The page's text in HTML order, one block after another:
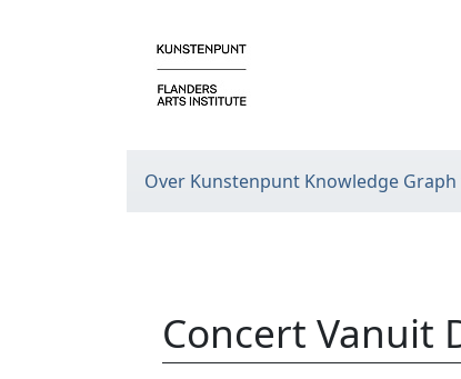
Over Kunstenpunt Knowledge Graph
Concert Vanuit